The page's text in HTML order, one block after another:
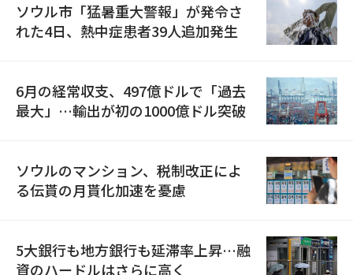
ソウル市「猛暑重大警報」が発令さ
れた4日、熱中症患者39人追加発生
6月の経常収支、497億ドルで「過去
最大」…輸出が初の1000億ドル突破
ソウルのマンション、税制改正によ
る伝貰の月貰化加速を憂慮
5大銀行も地方銀行も延滞率上昇…融
資のハードルはさらに高く